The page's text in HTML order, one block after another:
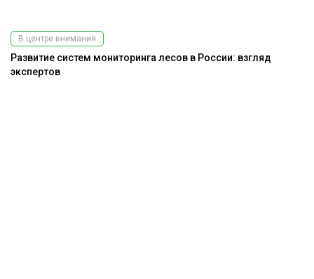
В центре внимания
Развитие систем мониторинга лесов в России: взгляд
экспертов